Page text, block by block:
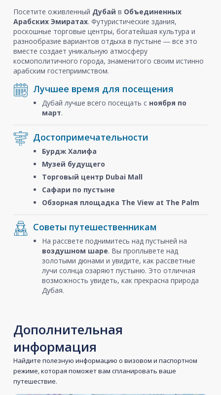
Посетите оживленный Дубай в Объединенных
Арабских Эмиратах. Футуристические здания,
роскошные торговые центры, богатейшая культура и
разнообразие вариантов отдыха в пустыне ― все это
вместе создает уникальную атмосферу
космополитичного города, знаменитого своим истинно
арабским гостеприимством.
Лучшее время для посещения
Дубай лучше всего посещать с ноября по
март.
Достопримечательности
Бурдж Халифа
Музей будущего
Торговый центр Dubai Mall
Сафари по пустыне
Обзорная площадка The View at The Palm
Советы путешественникам
На рассвете поднимитесь над пустыней на
воздушном шаре. Вы проплывете над
золотыми дюнами и увидите, как рассветные
лучи солнца озаряют пустыню. Это отличная
возможность увидеть, как прекрасна природа
Дубая.
Дополнительная
информация
Найдите полезную информацию о визовом и паспортном
режиме, которая поможет вам спланировать ваше
путешествие.